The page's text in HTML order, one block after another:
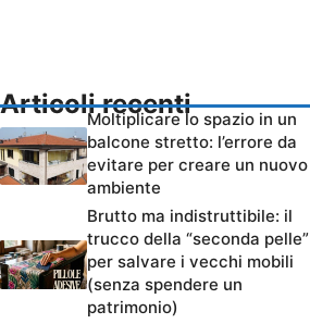
Articoli recenti
Moltiplicare lo spazio in un
balcone stretto: l’errore da
evitare per creare un nuovo
ambiente
Brutto ma indistruttibile: il
trucco della “seconda pelle”
per salvare i vecchi mobili
(senza spendere un
patrimonio)